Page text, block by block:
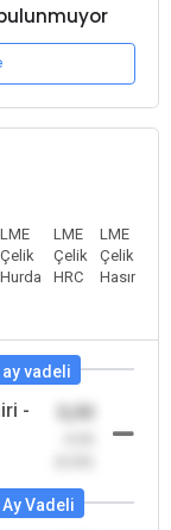
LME
Çelik
Hurda
LME
Çelik
HRC
LME
Çelik
Hasır
vadeli
-
Vadeli